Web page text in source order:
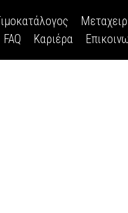
FAQ Καριέρα